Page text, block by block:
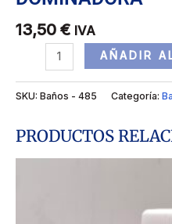
13,50 € IVA
AÑADIR
SKU: Baños - 485 Categoría:
PRODUCTOS